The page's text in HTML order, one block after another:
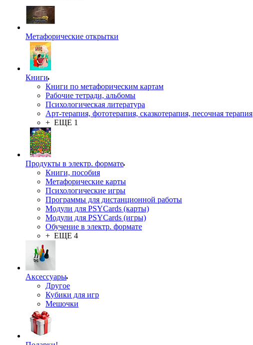
Метафорические открытки
Книги
Книги по метафорическим картам
Рабочие тетради, альбомы
Психологическая литература
Арт-терапия, фототерапия, сказкотерапия, песочная терапия
+ ЕЩЕ 1
Продукты в электр. формате
Книги, пособия
Метафорические карты
Психологические игры
Программы для дистанционной работы
Модули для PSYCards (карты)
Модули для PSYCards (игры)
Обучение в электр. формате
+ ЕЩЕ 4
Аксессуары
Другое
Кубики для игр
Мешочки